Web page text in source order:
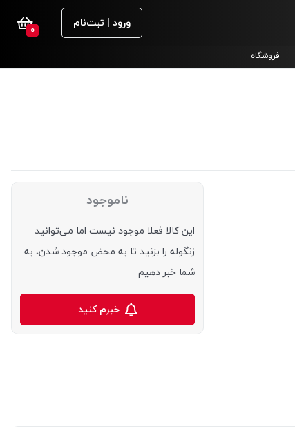
ورود | ثبت‌نام 0
فروشگاه
ناموجود
این کالا فعلا موجود نیست اما می‌توانید
زنگوله را بزنید تا به محض موجود شدن، به
شما خبر دهیم
خبرم کنید